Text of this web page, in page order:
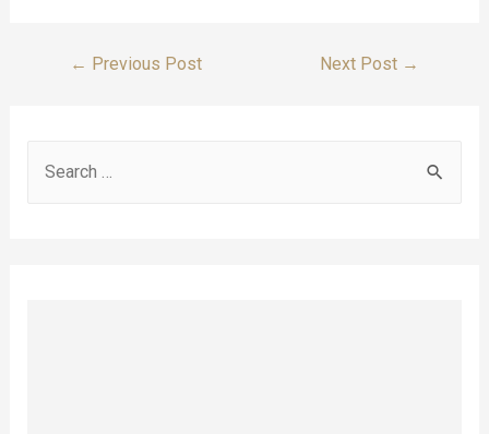
Post
← Previous Post Next Post →